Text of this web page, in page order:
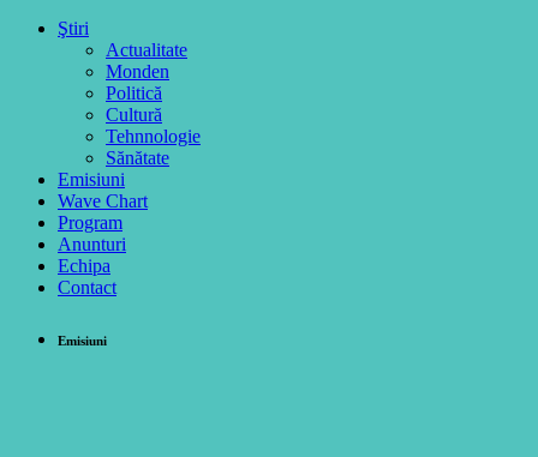
Ştiri
Actualitate
Monden
Politică
Cultură
Tehnnologie
Sănătate
Emisiuni
Wave Chart
Program
Anunturi
Echipa
Contact
Emisiuni